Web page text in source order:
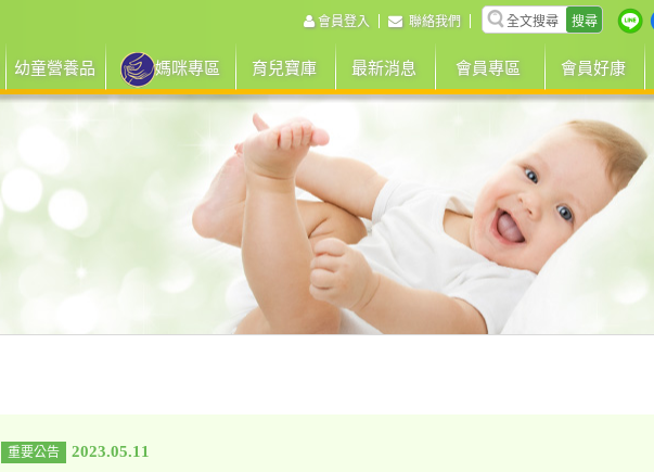
會員登入 聯絡我們 搜尋
幼童營養品 媽咪專區 育兒寶庫 最新消息 會員專區 會員好康
重要公告 2023.05.11